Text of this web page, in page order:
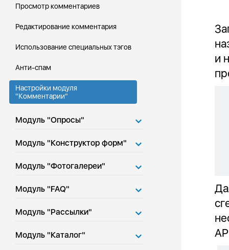
Просмотр комментариев
Редактирование комментария
Использование специальных тэгов
Анти-спам
Настройки модуля
"Комментарии"
Модуль "Опросы"
Модуль "Конструктор форм"
Модуль "Фотогалереи"
Модуль "FAQ"
Модуль "Рассылки"
Модуль "Каталог"
и